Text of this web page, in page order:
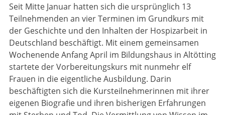
Seit Mitte Januar hatten sich die ursprünglich 13
Teilnehmenden an vier Terminen im Grundkurs mit
der Geschichte und den Inhalten der Hospizarbeit in
Deutschland beschäftigt. Mit einem gemeinsamen
Wochenende Anfang April im Bildungs­haus in Altötting
startete der Vorbereitungskurs mit nunmehr elf
Frauen in die eigentliche Ausbildung. Darin
beschäftigten sich die Kursteilnehmerinnen mit ihrer
eigenen Biografie und ihren bisherigen Erfahrungen